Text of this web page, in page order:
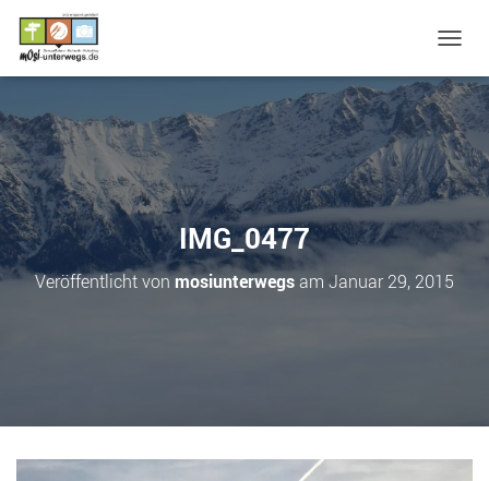
A
V
I
G
A
T
I
O
M
E
IMG_0477
Veröffentlicht vonmosiunterwegsam Januar 29, 2015